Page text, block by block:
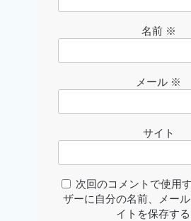
名前 ※
メール ※
サイト
次回のコメントで使用
ザーに自分の名前、メー
イトを保存する